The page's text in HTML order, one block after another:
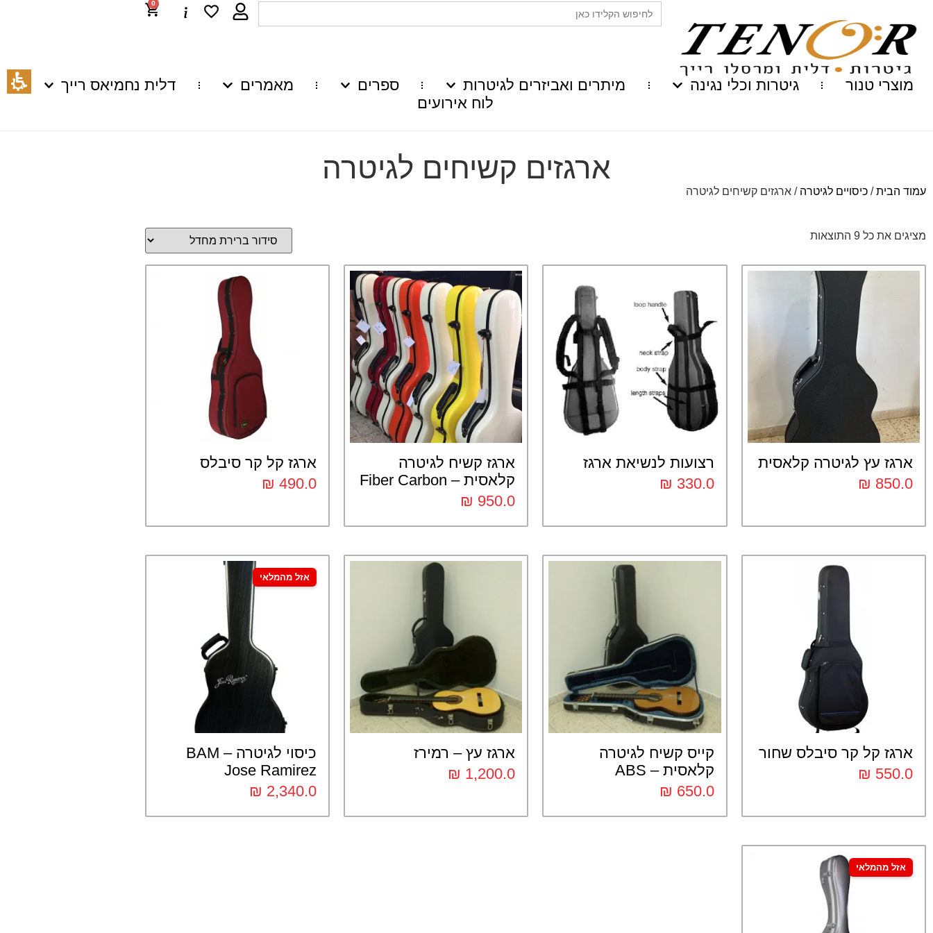
Search
for:
0
מוצרי טנור גיטרות וכלי נגינה מיתרים ואביזרים לגיטרות ספרים מאמרים
דלית נחמיאס רייך
לוח אירועים
ארגזים קשיחים לגיטרה
עמוד הבית/ כיסויים לגיטרה / ארגזים קשיחים לגיטרה
מציגים את כל ⁦9⁩ התוצאות
ארגז עץ לגיטרה קלאסית
₪ 850.0
רצועות לנשיאת ארגז
₪ 330.0
ארגז קשיח לגיטרה
קלאסית – Fiber Carbon
₪ 950.0
ארגז קל קר סיבלס
₪ 490.0
ארגז קל קר סיבלס שחור
₪ 550.0
קייס קשיח לגיטרה
קלאסית – ABS
₪ 650.0
ארגז עץ – רמירז
₪ 1,200.0
אזל מהמלאי
כיסוי לגיטרה BAM –
Jose Ramirez
₪ 2,340.0
אזל מהמלאי